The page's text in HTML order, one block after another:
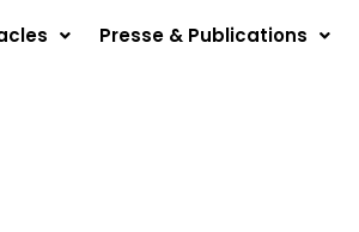
Presse & Publications